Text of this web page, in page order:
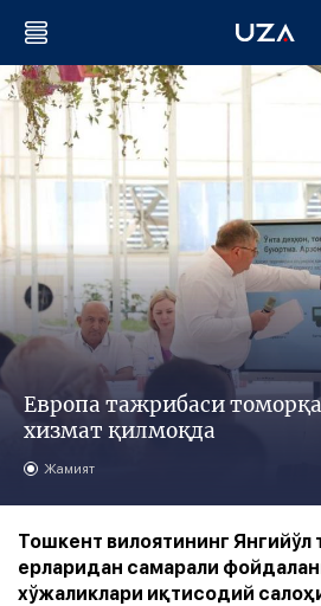
Европа тажрибаси
хизмат қилмоқда
Жамият
Тошкент вилоятининг
ерларидан самарали
хўжаликлари иқтисодий